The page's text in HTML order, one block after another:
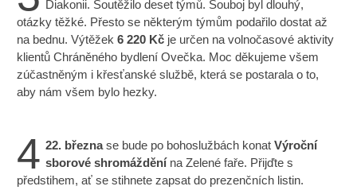
Diakonii. Soutěžilo deset týmů. Souboj byl dlouhý,
otázky těžké. Přesto se některým týmům podařilo dostat až
na bednu. Výtěžek6 220 Kč je určen na volnočasové aktivity
klientů Chráněného bydlení Ovečka. Moc děkujeme všem
zúčastněným i křesťanské službě, která se postarala o to,
aby nám všem bylo hezky.
4 22. březnase bude po bohoslužbách konat Výroční
sborové shromážděnína Zelené faře. Přijďte s
předstihem, ať se stihnete zapsat do prezenčních listin.